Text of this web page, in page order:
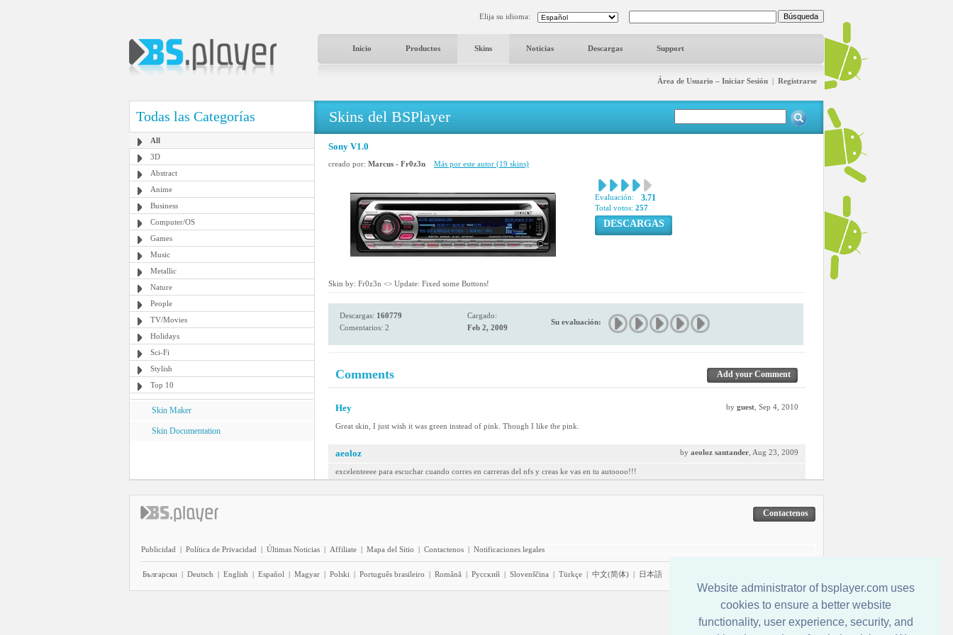
Website administrator of bsplayer.com uses
cookies to ensure a better website
functionality, user experience, security, and
Elija su idioma:
Inicio Productos Skins Noticias Descargas Support
Área de Usuario – Iniciar Sesión | Registrarse
Todas las Categorías
All
3D
Abstract
Anime
Business
Computer/OS
Games
Music
Metallic
Nature
People
TV/Movies
Holidays
Sci-Fi
Stylish
Top 10
Skin Maker
Skin Documentation
Skins del BSPlayer
Sony V1.0
creado por: Marcus - Fr0z3n Más por este autor (19 skins)
Evaluación: 3.71
Total votos: 257
DESCARGAS
Skin by: Fr0z3n <> Update: Fixed some Buttons!
Descargas: 160779
Comentarios: 2
Cargado:
Feb 2, 2009
Su evaluación:
Comments Add your Comment
Hey by guest , Sep 4, 2010
Great skin, I just wish it was green instead of pink. Though I like the pink.
aeoloz by aeoloz santander , Aug 23, 2009
excelenteeee para escuchar cuando corres en carreras del nfs y creas ke vas en tu autoooo!!!
Contactenos
Publicidad | Política de Privacidad | Últimas Noticias | Affiliate | Mapa del Sitio | Contactenos | Notificaciones legales
Български | Deutsch | English | Español | Magyar | Polski | Português brasileiro | Română | Pyccĸий | Slovenščina | Türkçe | 中文(简体) | 日本語